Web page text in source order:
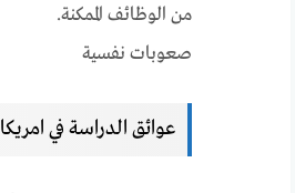
من الوظائف الممكنة.
صعوبات نفسية
عوائق الدراسة في